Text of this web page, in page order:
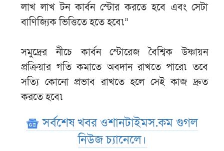
লাখ লাখ টন কার্বন স্টোর করতে হবে এবং সেটা
বাণিজ্যিক ভিত্তিতে হতে হবে৷”
সমুদ্রের নীচে কার্বন স্টোরেজ বৈশ্বিক উষ্ণায়ন
প্রক্রিয়ার গতি কমাতে অবদান রাখতে পারে৷ তবে
সত্যি কোনো প্রভাব রাখতে হলে সেই কাজ দ্রুত
করতে হবে৷
সর্বশেষ খবর ওশানটাইমস.কম গুগল
নিউজ চ্যানেলে।